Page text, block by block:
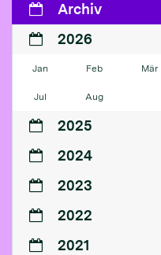
Archiv
2026
Jan Feb Mär
Jul Aug
2025
2024
2023
2022
2021